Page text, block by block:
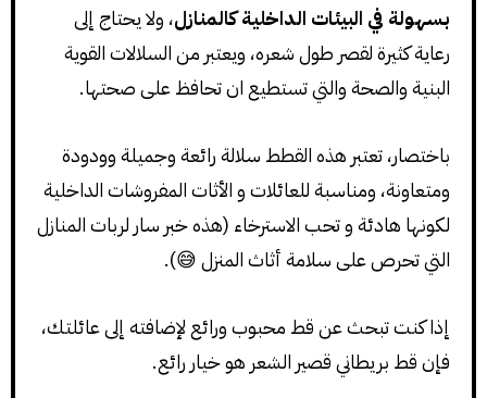
بسهولة في البيئات الداخلية كالمنازل، ولا يحتاج إلى
رعاية كثيرة لقصر طول شعره، ويعتبر من السلالات القوية
البنية والصحة والتي تستطيع ان تحافظ على صحتها.
باختصار، تعتبر هذه القطط سلالة رائعة وجميلة وودودة
ومتعاونة، ومناسبة للعائلات و الأثات المفروشات الداخلية
لكونها هادئة و تحب الاسترخاء (هذه خبر سار لربات المنازل
التي تحرص على سلامة أثاث المنزل 😅).
إذا كنت تبحث عن قط محبوب ورائع لإضافته إلى عائلتك،
فإن قط بريطاني قصير الشعر هو خيار رائع.